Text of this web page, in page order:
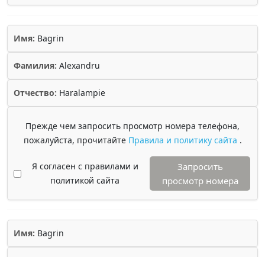
Имя: Bagrin
Фамилия: Alexandru
Отчество: Haralampie
Прежде чем запросить просмотр номера телефона,
пожалуйста, прочитайте Правила и политику сайта .
Я согласен с правилами и
политикой сайта
Запросить
просмотр номера
Имя: Bagrin